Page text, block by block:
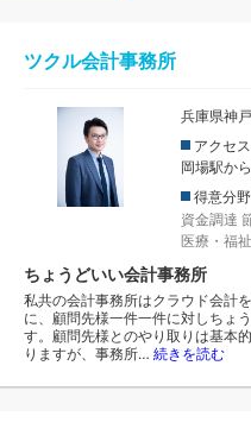
ツクル会計事務所
兵庫県神
アクセス
岡場駅か
得意分
資金調達
医療・福祉
ちょうどいい会計事務所
私共の会計事務所はクラウド会計
に、顧問先様一件一件に対しちょ
す。顧問先様とのやり取りは基本
りますが、事務所… 続きを読む